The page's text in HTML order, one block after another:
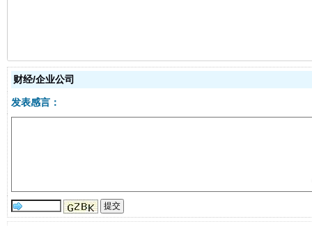
揭批美国五大"原罪" "炒
财经/企业公司
发表感言：